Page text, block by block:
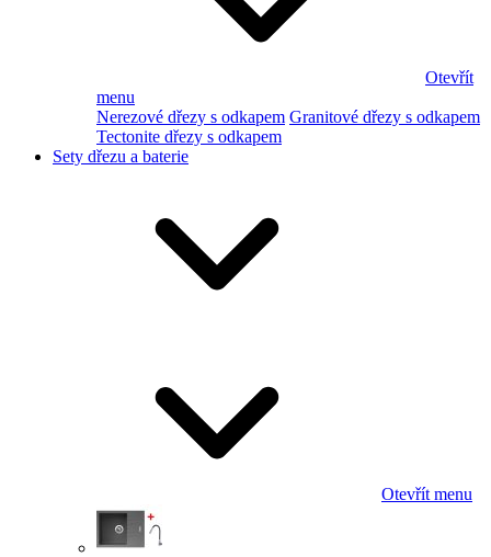
Otevřít
menu
Nerezové dřezy s odkapem Granitové dřezy s odkapem
Tectonite dřezy s odkapem
Sety dřezu a baterie
Otevřít menu